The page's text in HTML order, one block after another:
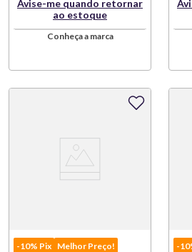
Avise-me quando retornar
ao estoque
Conheça a marca
-10% Pix Melhor Preço! -